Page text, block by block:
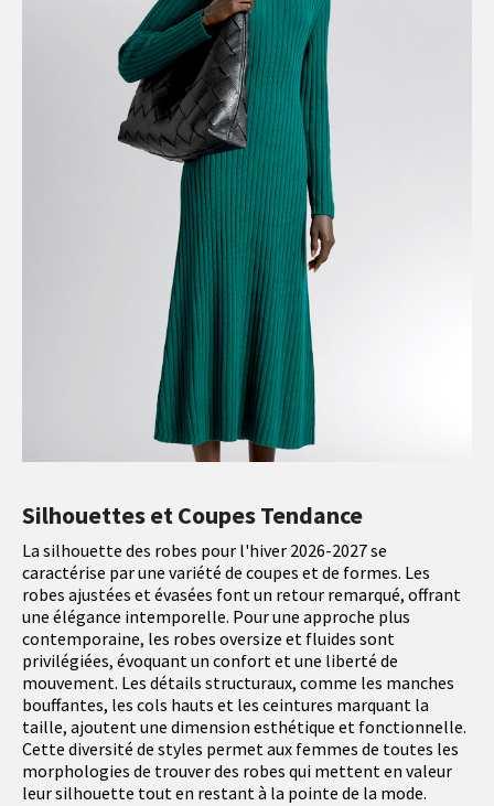
Silhouettes et Coupes Tendance
La silhouette des robes pour l'hiver 2026-2027 se
caractérise par une variété de coupes et de formes. Les
robes ajustées et évasées font un retour remarqué, offrant
une élégance intemporelle. Pour une approche plus
contemporaine, les robes oversize et fluides sont
privilégiées, évoquant un confort et une liberté de
mouvement. Les détails structuraux, comme les manches
bouffantes, les cols hauts et les ceintures marquant la
taille, ajoutent une dimension esthétique et fonctionnelle.
Cette diversité de styles permet aux femmes de toutes les
morphologies de trouver des robes qui mettent en valeur
leur silhouette tout en restant à la pointe de la mode.